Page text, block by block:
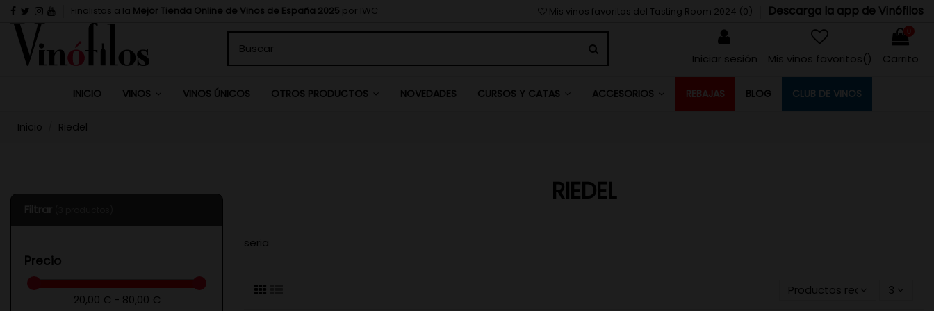
Finalistas a la Mejor Tienda Online de Vinos de España 2025 por IWC Mis vinos favoritos del Tasting Room 2024 (0) Descarga la app de Vinófilos
Iniciar sesión Mis vinos favoritos() Carrito
INICIO VINOS VINOS ÚNICOS OTROS PRODUCTOS NOVEDADES CURSOS Y CATAS ACCESORIOS REBAJAS BLOG CLUB DE VINOS
Inicio Riedel
RIEDEL
seria
Productos recientemente
3
Precio
20,00 € - 80,00 €